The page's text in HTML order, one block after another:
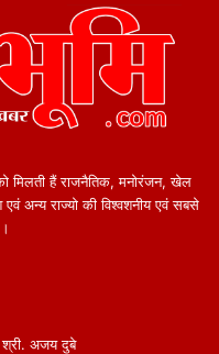
मिलती हैं राजनैतिक, मनोरंजन, खेल
एवं अन्य राज्यो की विश्वशनीय एवं सबसे
श्री. अजय दुबे